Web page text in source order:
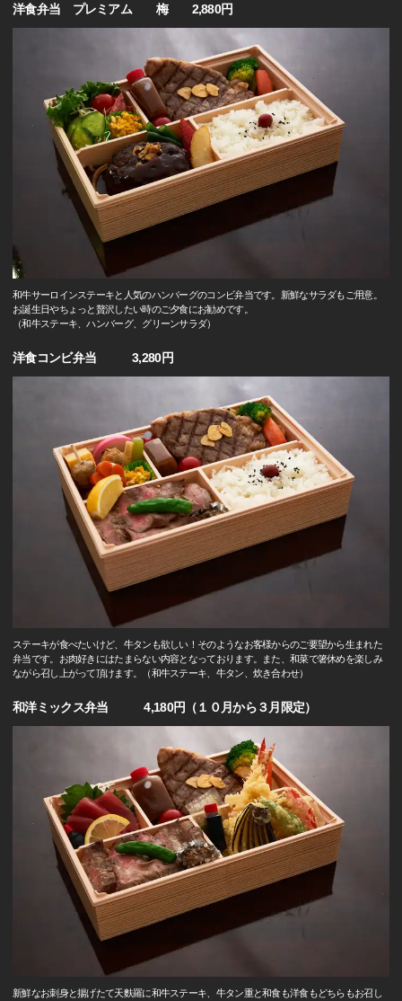
洋食弁当 プレミアム 梅 2,880円
和牛サーロインステーキと人気のハンバーグのコンビ弁当です。新鮮なサラダもご用意。
お誕生日やちょっと贅沢したい時のご夕食にお勧めです。
（和牛ステーキ、ハンバーグ、グリーンサラダ）
洋食コンビ弁当 3,280円
ステーキが食べたいけど、牛タンも欲しい！そのようなお客様からのご要望から生まれた
弁当です。お肉好きにはたまらない内容となっております。また、和菜で箸休めを楽しみ
ながら召し上がって頂けます。（和牛ステーキ、牛タン、炊き合わせ）
和洋ミックス弁当 4,180円（１０月から３月限定）
新鮮なお刺身と揚げたて天麩羅に和牛ステーキ、牛タン重と和食も洋食もどちらもお召し